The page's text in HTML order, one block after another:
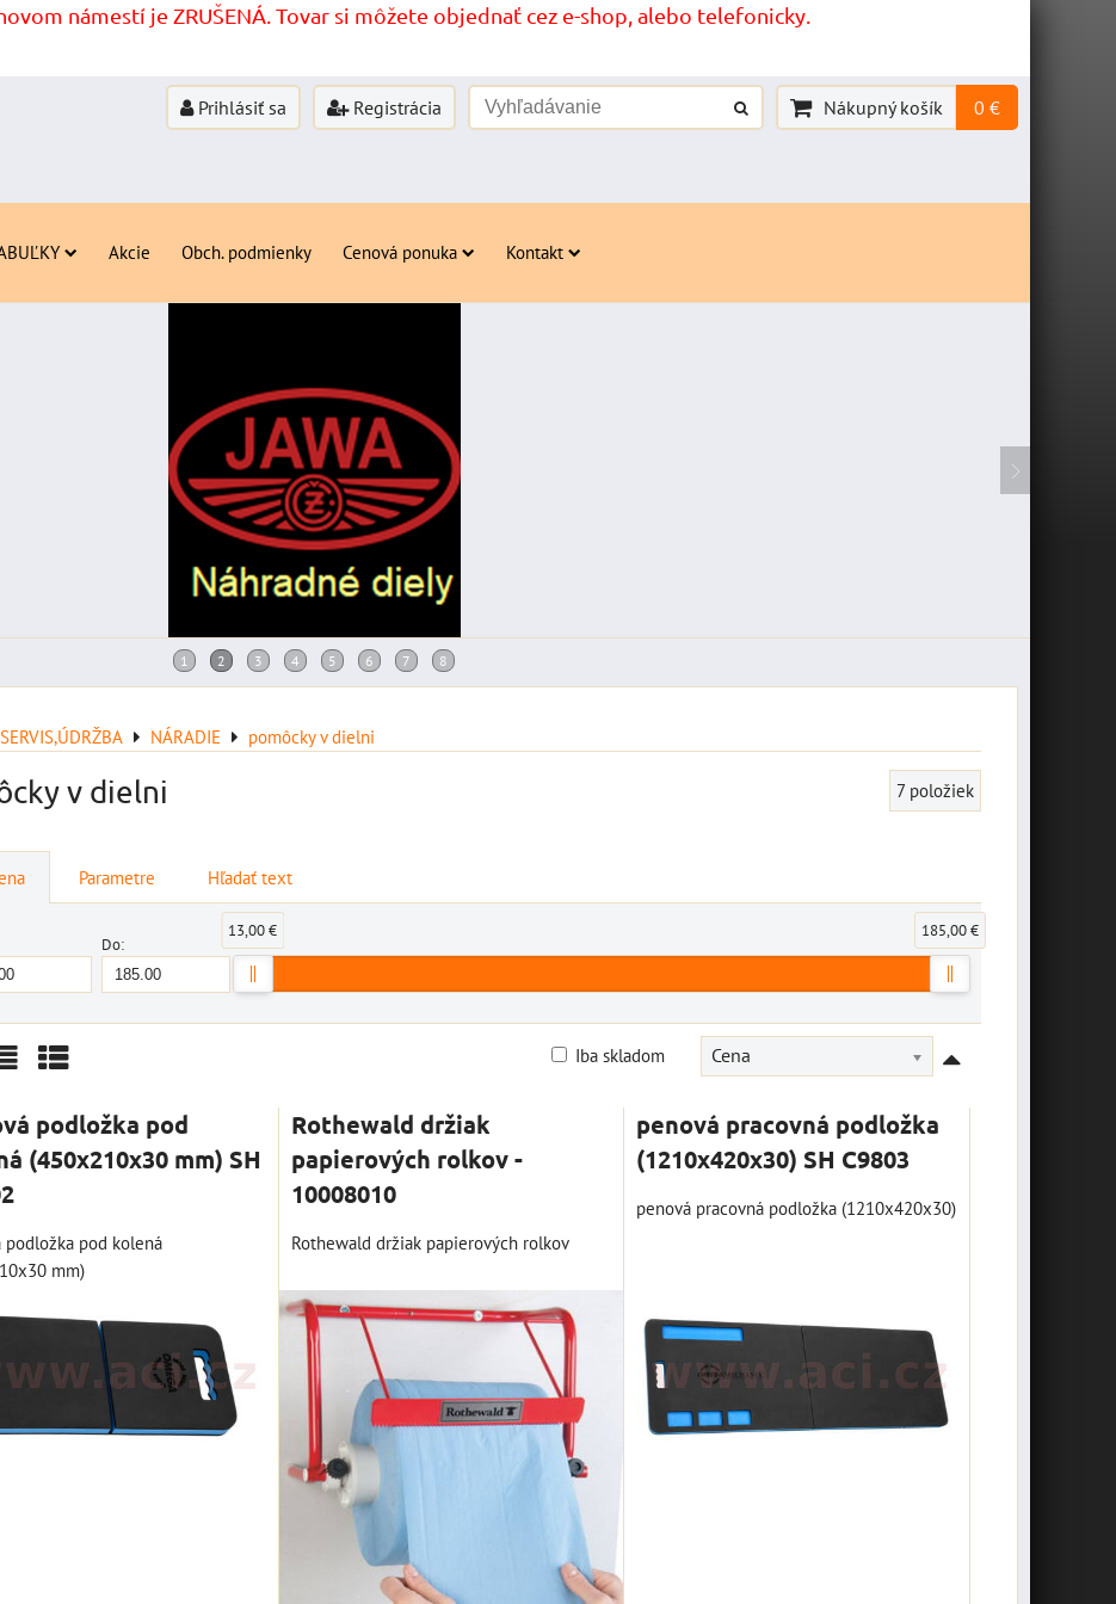
námestí je ZRUŠENÁ. Tovar si môžete objednať cez e-shop, alebo telefonicky.
Prihlásiť sa Registrácia Nákupný košík 0 €
Akcie Obch. podmienky Cenová ponuka Kontakt
SERVIS,ÚDRŽBA NÁRADIE pomôcky v dielni
v dielni 7 položiek
Parametre Hľadať text
Do:
13,00 € 185,00 €
Tabuľka
Cena
Iba skladom
podložka pod
(450x210x30 mm) SH
podložka pod kolená
mm)
Rothewald držiak
papierových rolkov -
10008010
Rothewald držiak papierových rolkov
penová pracovná podložka
(1210x420x30) SH C9803
penová pracovná podložka (1210x420x30)